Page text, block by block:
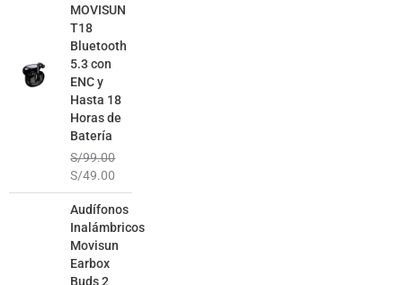
MOVISUN
T18
Bluetooth
5.3 con
ENC y
Hasta 18
Horas de
Batería
S/99.00
S/99.00.
S/49.00
S/49.00.
Audífonos
Inalámbricos
Movisun
Earbox
Buds 2
precio
original
era:
S/129.00.
precio